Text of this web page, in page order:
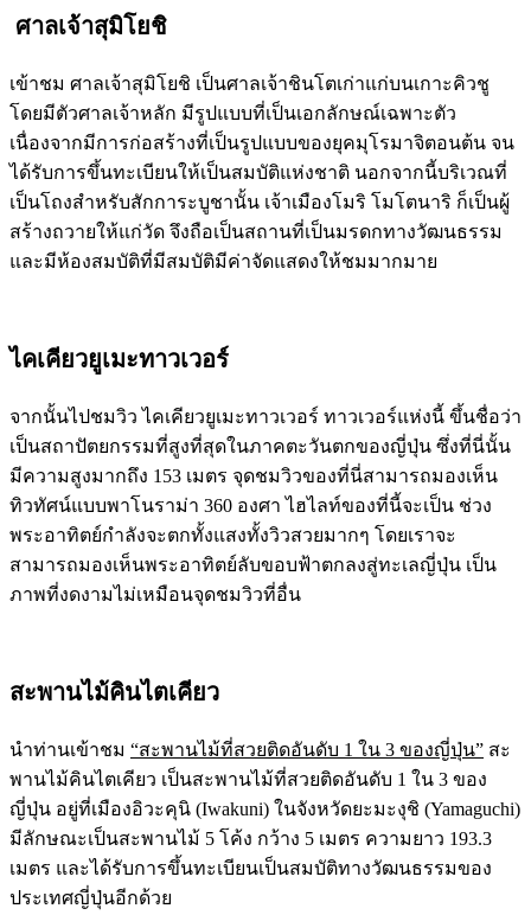
ศาลเจ้าสุมิโยชิ
เข้าชม ศาลเจ้าสุมิโยชิ เป็นศาลเจ้าชินโตเก่าแก่บนเกาะคิวชู
โดยมีตัวศาลเจ้าหลัก มีรูปแบบที่เป็นเอกลักษณ์เฉพาะตัว
เนื่องจากมีการก่อสร้างที่เป็นรูปแบบของยุคมุโรมาจิตอนต้น จน
ได้รับการขึ้นทะเบียนให้เป็นสมบัติแห่งชาติ นอกจากนี้บริเวณที่
เป็นโถงสำหรับสักการะบูชานั้น เจ้าเมืองโมริ โมโตนาริ ก็เป็นผู้
สร้างถวายให้แก่วัด จึงถือเป็นสถานที่เป็นมรดกทางวัฒนธรรม
และมีห้องสมบัติที่มีสมบัติมีค่าจัดแสดงให้ชมมากมาย
ไคเคียวยูเมะทาวเวอร์
จากนั้นไปชมวิว ไคเคียวยูเมะทาวเวอร์ ทาวเวอร์แห่งนี้ ขึ้นชื่อว่า
เป็นสถาปัตยกรรมที่สูงที่สุดในภาคตะวันตกของญี่ปุ่น ซึ่งที่นี่นั้น
มีความสูงมากถึง 153 เมตร จุดชมวิวของที่นี่สามารถมองเห็น
ทิวทัศน์แบบพาโนราม่า 360 องศา ไฮไลท์ของที่นี้จะเป็น ช่วง
พระอาทิตย์กำลังจะตกทั้งแสงทั้งวิวสวยมากๆ โดยเราจะ
สามารถมองเห็นพระอาทิตย์ลับขอบฟ้าตกลงสู่ทะเลญี่ปุ่น เป็น
ภาพที่งดงามไม่เหมือนจุดชมวิวที่อื่น
สะพานไม้คินไตเคียว
นำท่านเข้าชม “สะพานไม้ที่สวยติดอันดับ 1 ใน 3 ของญี่ปุ่น” สะ
พานไม้คินไตเคียว เป็นสะพานไม้ที่สวยติดอันดับ 1 ใน 3 ของ
ญี่ปุ่น อยู่ที่เมืองอิวะคุนิ (Iwakuni) ในจังหวัดยะมะงุชิ (Yamaguchi)
มีลักษณะเป็นสะพานไม้ 5 โค้ง กว้าง 5 เมตร ความยาว 193.3
เมตร และได้รับการขึ้นทะเบียนเป็นสมบัติทางวัฒนธรรมของ
ประเทศญี่ปุ่นอีกด้วย